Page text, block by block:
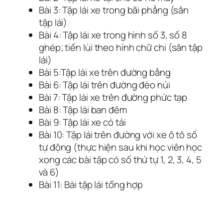
Bài 3: Tập lái xe trong bãi phẳng (sân
tập lái)
Bài 4: Tập lái xe trong hình số 3, số 8
ghép; tiến lùi theo hình chữ chi (sân tập
lái)
Bài 5:Tập lái xe trên đường bằng
Bài 6: Tập lái trên đường đèo núi
Bài 7: Tập lái xe trên đường phức tạp
Bài 8: Tập lái ban đêm
Bài 9: Tập lái xe có tải
Bài 10: Tập lái trên đường với xe ô tô số
tự động (thực hiện sau khi học viên học
xong các bài tập có số thứ tự 1, 2, 3, 4, 5
và 6)
Bài 11: Bài tập lái tổng hợp